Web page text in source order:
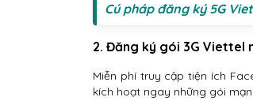
Cú pháp đăng ký 5G
2. Đăng ký gói 3G Viettel
Miễn phí truy cập tiện ích
kích hoạt ngay những gói